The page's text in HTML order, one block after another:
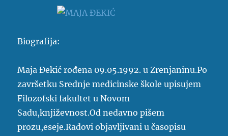
Biografija:
Maja Đekić rođena 09.05.1992. u Zrenjaninu.Po
završetku Srednje medicinske škole upisujem
Filozofski fakultet u Novom
Sadu,književnost.Od nedavno pišem
prozu,eseje.Radovi objavljivani u časopisu